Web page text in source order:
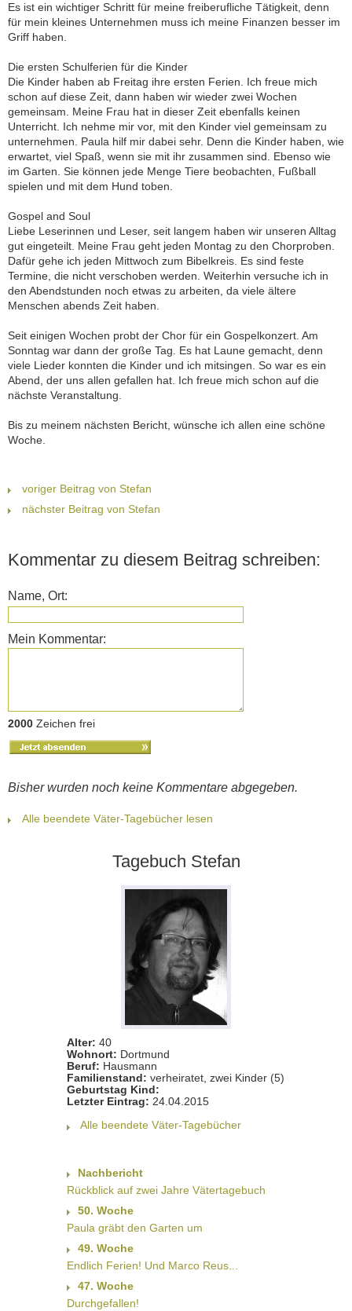
Es ist ein wichtiger Schritt für meine freiberufliche Tätigkeit, denn
für mein kleines Unternehmen muss ich meine Finanzen besser im
Griff haben.
Die ersten Schulferien für die Kinder
Die Kinder haben ab Freitag ihre ersten Ferien. Ich freue mich
schon auf diese Zeit, dann haben wir wieder zwei Wochen
gemeinsam. Meine Frau hat in dieser Zeit ebenfalls keinen
Unterricht. Ich nehme mir vor, mit den Kinder viel gemeinsam zu
unternehmen. Paula hilf mir dabei sehr. Denn die Kinder haben, wie
erwartet, viel Spaß, wenn sie mit ihr zusammen sind. Ebenso wie
im Garten. Sie können jede Menge Tiere beobachten, Fußball
spielen und mit dem Hund toben.
Gospel and Soul
Liebe Leserinnen und Leser, seit langem haben wir unseren Alltag
gut eingeteilt. Meine Frau geht jeden Montag zu den Chorproben.
Dafür gehe ich jeden Mittwoch zum Bibelkreis. Es sind feste
Termine, die nicht verschoben werden. Weiterhin versuche ich in
den Abendstunden noch etwas zu arbeiten, da viele ältere
Menschen abends Zeit haben.
Seit einigen Wochen probt der Chor für ein Gospelkonzert. Am
Sonntag war dann der große Tag. Es hat Laune gemacht, denn
viele Lieder konnten die Kinder und ich mitsingen. So war es ein
Abend, der uns allen gefallen hat. Ich freue mich schon auf die
nächste Veranstaltung.
Bis zu meinem nächsten Bericht, wünsche ich allen eine schöne
Woche.
voriger Beitrag von Stefan
nächster Beitrag von Stefan
Kommentar zu diesem Beitrag schreiben:
Name, Ort:
Mein Kommentar:
2000 Zeichen frei
Bisher wurden noch keine Kommentare abgegeben.
Alle beendete Väter-Tagebücher lesen
Tagebuch Stefan
Alter: 40
Wohnort: Dortmund
Beruf: Hausmann
Familienstand: verheiratet, zwei Kinder (5)
Geburtstag Kind:
Letzter Eintrag: 24.04.2015
Alle beendete Väter-Tagebücher
Nachbericht
Rückblick auf zwei Jahre Vätertagebuch
50. Woche
Paula gräbt den Garten um
49. Woche
Endlich Ferien! Und Marco Reus...
47. Woche
Durchgefallen!